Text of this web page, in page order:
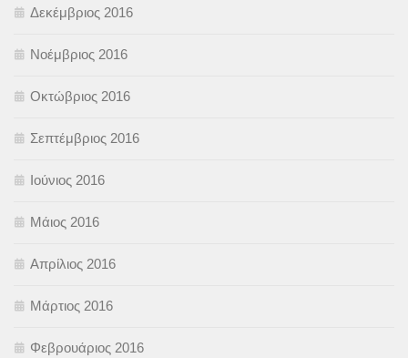
Δεκέμβριος 2016
Νοέμβριος 2016
Οκτώβριος 2016
Σεπτέμβριος 2016
Ιούνιος 2016
Μάιος 2016
Απρίλιος 2016
Μάρτιος 2016
Φεβρουάριος 2016